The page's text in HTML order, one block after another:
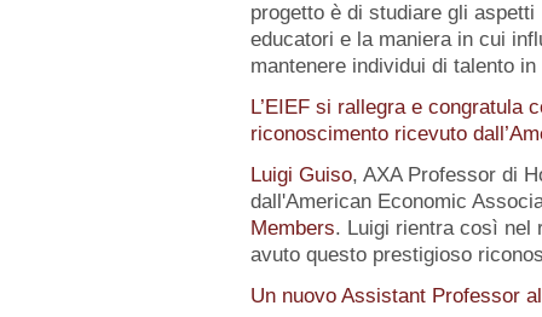
progetto è di studiare gli
educatori e la maniera in cui
mantenere individui di talento
L’EIEF si rallegra e congratula
riconoscimento ricevuto
Luigi Guiso, AXA Professor di
dall'American Economic
Members. Luigi rientra così nel
avuto questo prestigioso
Un nuovo Assistant Professor